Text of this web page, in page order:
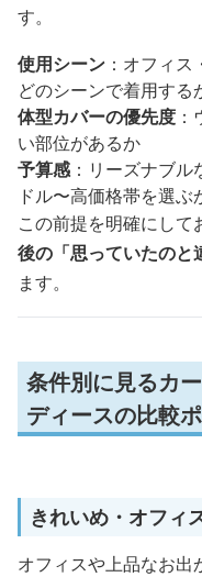
す。
使用シーン ：オフィ
どのシーンで着用する
体型カバーの優先度
い部位があるか
予算感：リーズナブル
ドル〜高価格帯を選ぶ
この前提を明確にして
後の「思っていたのと
ます。
条件別に見るカ
ディースの比較
きれいめ・オフィ
オフィスや上品なお出